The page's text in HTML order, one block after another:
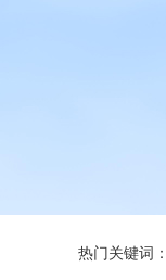
热门关键词：